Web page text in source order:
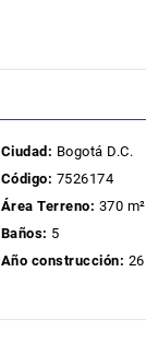
Ciudad: Bogotá D.C.
Código: 7526174
Área Terreno: 370 m²
Baños: 5
Año construcción: 26